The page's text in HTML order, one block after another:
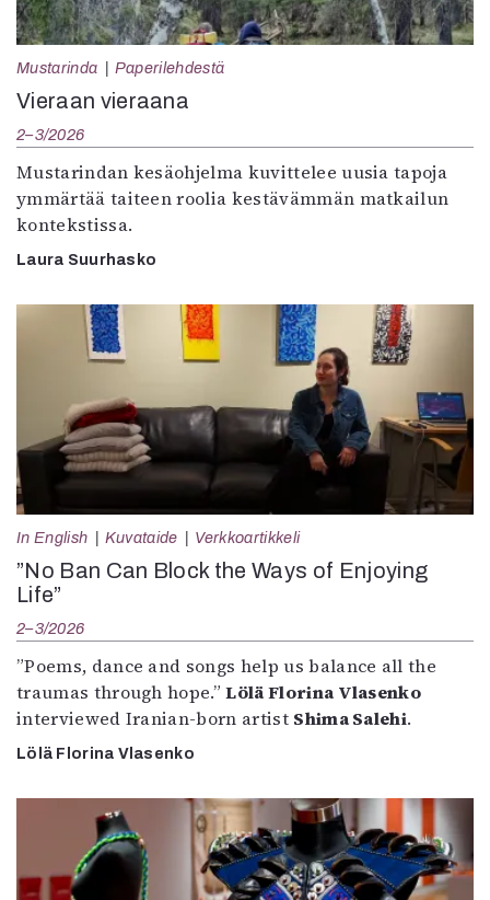
Mustarinda Paperilehdestä
Vieraan vieraana
2–3/2026
Mustarindan kesäohjelma kuvittelee uusia tapoja
ymmärtää taiteen roolia kestävämmän matkailun
kontekstissa.
Laura Suurhasko
In English Kuvataide Verkkoartikkeli
”No Ban Can Block the Ways of Enjoying
Life”
2–3/2026
”Poems, dance and songs help us balance all the
traumas through hope.”Lölä Florina Vlasenko
interviewed Iranian-born artist Shima Salehi.
Lölä Florina Vlasenko